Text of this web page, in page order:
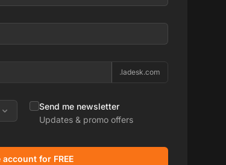
.ladesk.com
Send me newsletter
Updates & promo offers
account for FREE